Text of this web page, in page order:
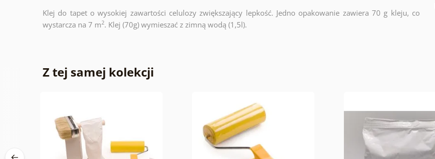
Klej do tapet o wysokiej zawartości celulozy zwiększający lepkość. Jedno opakowanie zawiera 70 g kleju, co
wystarcza na 7 m2. Klej (70g) wymieszać z zimną wodą (1,5l).
Z tej samej kolekcji